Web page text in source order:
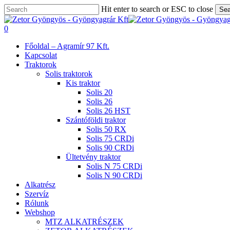
Skip
to
main
Hit enter to search or ESC to close
Close
Search
search
0
Főoldal – Agramír 97 Kft.
Kapcsolat
Traktorok
Solis traktorok
Kis traktor
Solis 20
Solis 26
Solis 26 HST
Szántóföldi traktor
Solis 50 RX
Solis 75 CRDi
Solis 90 CRDi
Ültetvény traktor
Solis N 75 CRDi
Solis N 90 CRDi
Alkatrész
Szervíz
Rólunk
Webshop
MTZ ALKATRÉSZEK